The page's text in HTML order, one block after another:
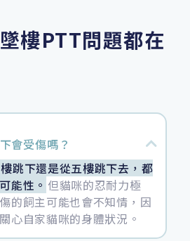
樓PTT問題都在
會受傷嗎？
跳下還是從五樓跳下去，都
能性。 但貓咪的忍耐力極
的飼主可能也會不知情，因
心自家貓咪的身體狀況。